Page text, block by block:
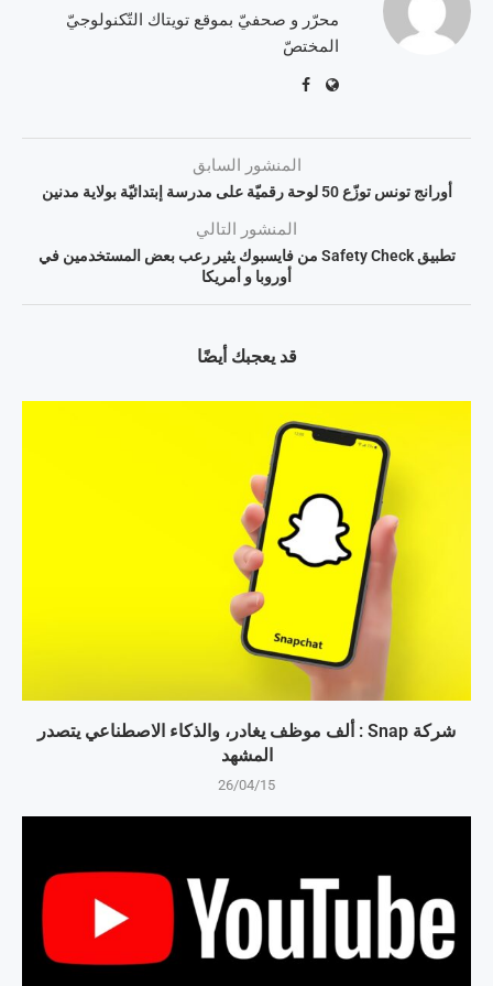
محرّر و صحفيّ بموقع تويتاك التّكنولوجيّ
المختصّ
المنشور السابق
أورانج تونس توزّع 50 لوحة رقميّة على مدرسة إبتدائيّة بولاية مدنين
المنشور التالي
تطبيق Safety Check من فايسبوك يثير رعب بعض المستخدمين في
أوروبا و أمريكا
قد يعجبك أيضًا
شركة Snap : ألف موظف يغادر، والذكاء الاصطناعي يتصدر
المشهد
26/04/15